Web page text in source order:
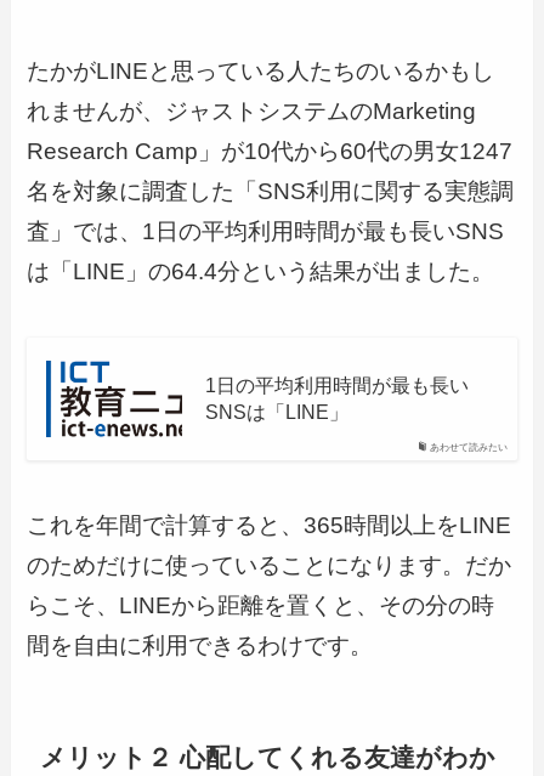
たかがLINEと思っている人たちのいるかもし
れませんが、ジャストシステムのMarketing
Research Camp」が10代から60代の男女1247
名を対象に調査した「SNS利用に関する実態調
査」では、1日の平均利用時間が最も長いSNS
は「LINE」の64.4分という結果が出ました。
あわせて読みたい
1日の平均利用時間が最も長い
SNSは「LINE」
これを年間で計算すると、365時間以上をLINE
のためだけに使っていることになります。だか
らこそ、LINEから距離を置くと、その分の時
間を自由に利用できるわけです。
メリット２ 心配してくれる友達がわか